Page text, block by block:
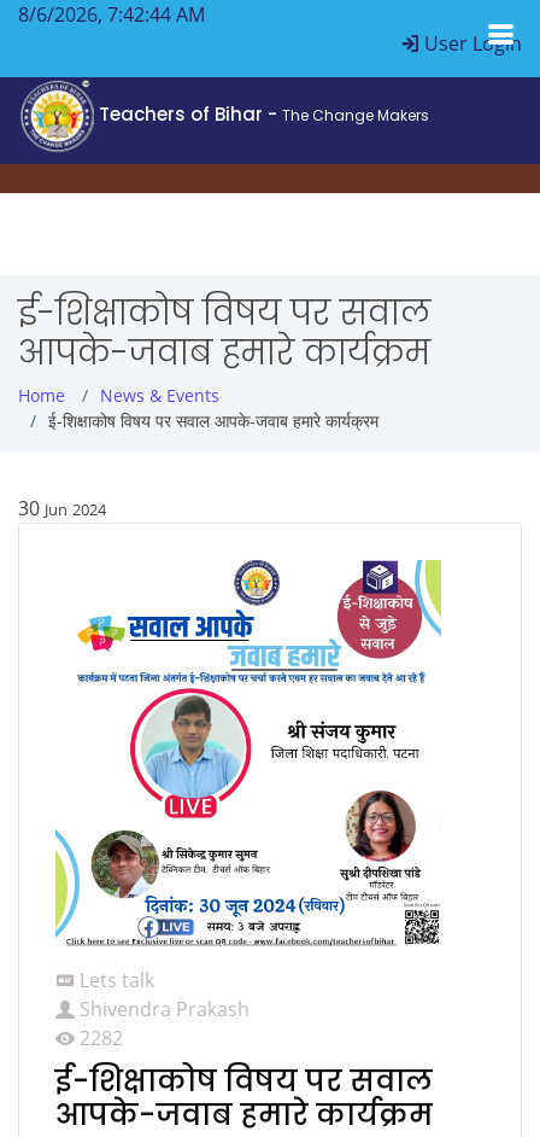
8/6/2026, 7:42:45 AM
User Login
Teachers of Bihar - The Change Makers
ई-शिक्षाकोष विषय पर सवाल
आपके-जवाब हमारे कार्यक्रम
Home
News & Events
ई-शिक्षाकोष विषय पर सवाल आपके-जवाब हमारे कार्यक्रम
30 Jun 2024
Lets talk
Shivendra Prakash
2282
ई-शिक्षाकोष विषय पर सवाल
आपके-जवाब हमारे कार्यक्रम